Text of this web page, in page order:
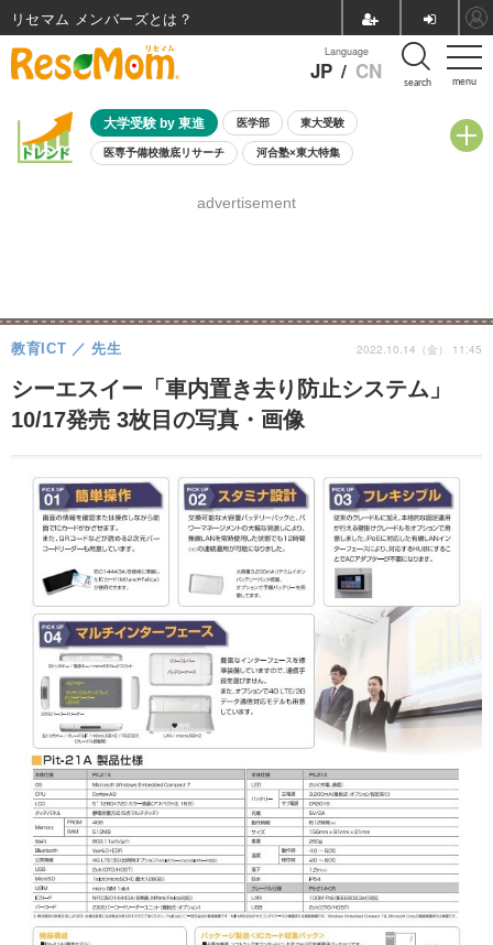
menu
Language
JP / CN search
大学受験 by 東進 医学部 東大受験
医専予備校徹底リサーチ 河合塾×東大特集
8月開催学校説明会・相談会
advertisement
シーエスイー「車内置き去り防止システム」
10/17発売 3枚目の写真・画像
教育ICT 先生 2022.10.14（金） 11:45
リセマム メンバーズ